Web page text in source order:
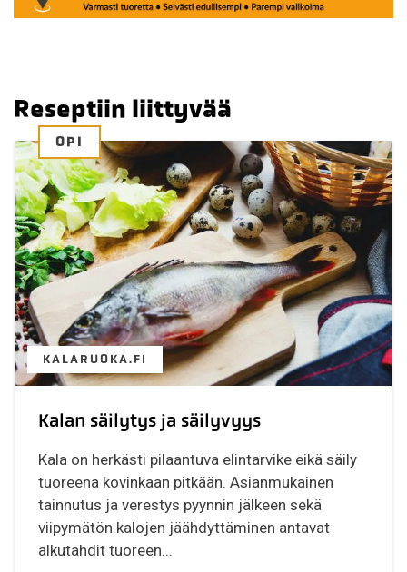
Reseptiin liittyvää
OPI
KALARUOKA.FI
Kalan säilytys ja säilyvyys
Kala on herkästi pilaantuva elintarvike eikä säily
tuoreena kovinkaan pitkään. Asianmukainen
tainnutus ja verestys pyynnin jälkeen sekä
viipymätön kalojen jäähdyttäminen antavat
alkutahdit tuoreen...